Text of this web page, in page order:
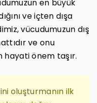
en büyük
ve içten dışa
vücudumuzun dış
ve onu
hayati önem taşır.
oluşturmanın ilk